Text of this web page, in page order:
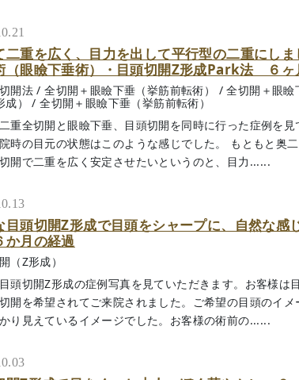
二重を広く、目力を出して平行型の二重にし
（眼瞼下垂術）・目頭切開Z形成Park法 ６ヶ
開法 /全切開＋眼瞼下垂（挙筋前転術） /全切開＋眼瞼
）
/全切開＋眼瞼下垂（挙筋前転術）
重全切開と眼瞼下垂、目頭切開を同時に行った症例を
時の目元の状態はこのような感じでした。 もともと奥
開で二重を広く安定させたいというのと、目力......
目頭切開Z形成で目頭をシャープに、自然な
か月の経過
（Z形成）
頭切開Z形成の症例写真を見ていただきます。お客様は
開を希望されてご来院されました。ご希望の目頭のイ
り見えているイメージでした。お客様の術前の......